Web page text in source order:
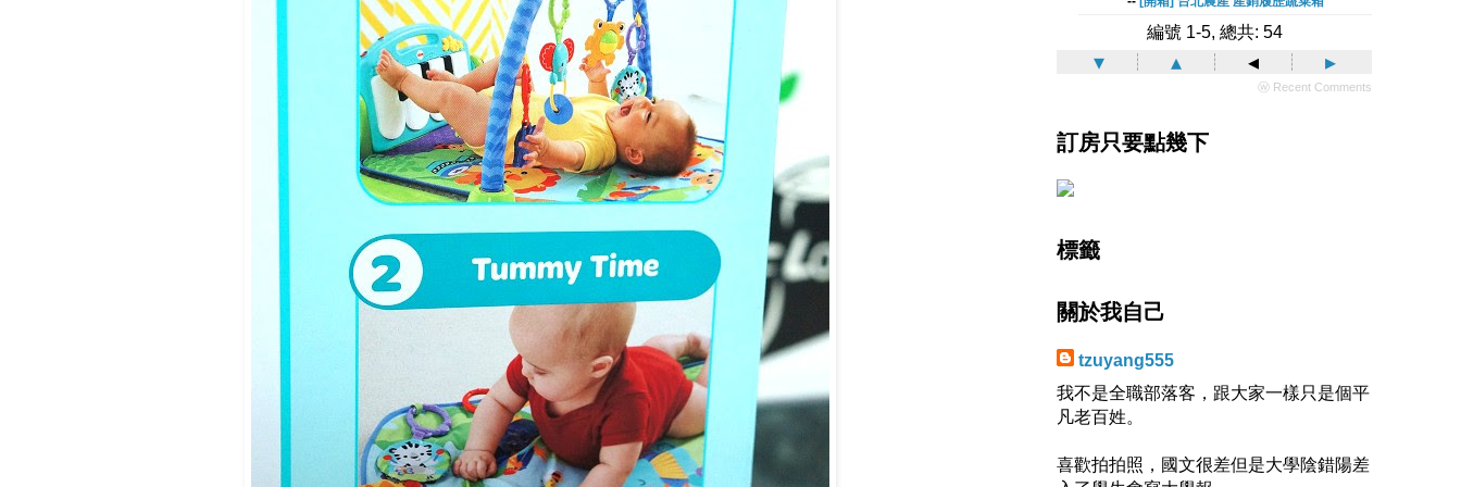
編號 1-5, 總共: 54
▾ ▴ ◂ ▸
ⓦ Recent Comments
訂房只要點幾下
標籤
關於我自己
tzuyang555
我不是全職部落客，跟大家一樣只是個平
凡老百姓。
喜歡拍拍照，國文很差但是大學陰錯陽差